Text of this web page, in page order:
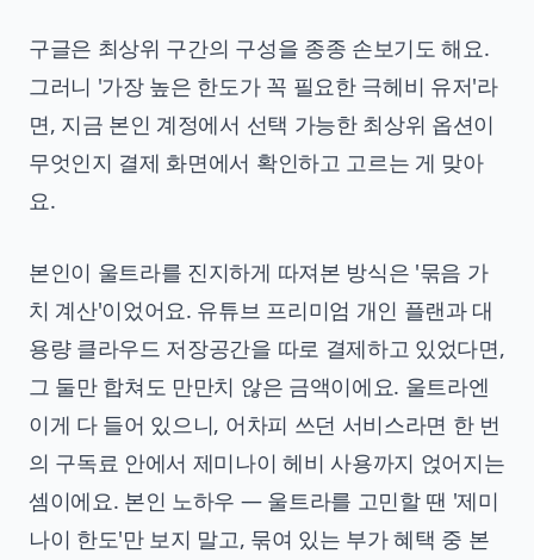
구글은 최상위 구간의 구성을 종종 손보기도 해요.
그러니 '가장 높은 한도가 꼭 필요한 극헤비 유저'라
면, 지금 본인 계정에서 선택 가능한 최상위 옵션이
무엇인지 결제 화면에서 확인하고 고르는 게 맞아
요.
본인이 울트라를 진지하게 따져본 방식은 '묶음 가
치 계산'이었어요. 유튜브 프리미엄 개인 플랜과 대
용량 클라우드 저장공간을 따로 결제하고 있었다면,
그 둘만 합쳐도 만만치 않은 금액이에요. 울트라엔
이게 다 들어 있으니, 어차피 쓰던 서비스라면 한 번
의 구독료 안에서 제미나이 헤비 사용까지 얹어지는
셈이에요. 본인 노하우 — 울트라를 고민할 땐 '제미
나이 한도'만 보지 말고, 묶여 있는 부가 혜택 중 본